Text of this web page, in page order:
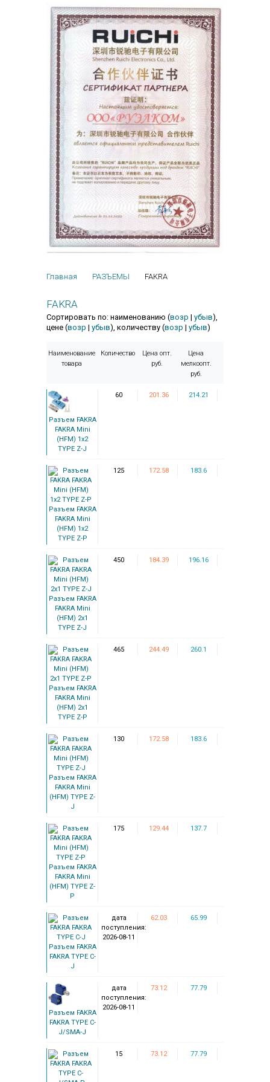
Главная РАЗЪЕМЫ FAKRA
FAKRA
Сортировать по: наименованию (возр | убыв),
цене (возр | убыв), количеству (возр | убыв)
Наименование
товара
Количество
Цена опт.
руб.
Цена
мелкоопт.
руб.
Разъем FAKRA
FAKRA Mini
(HFM) 1x2
TYPE Z-J
60 201.36 214.21
Разъем FAKRA
FAKRA Mini
(HFM) 1x2
TYPE Z-P
125 172.58 183.6
Разъем FAKRA
FAKRA Mini
(HFM) 2x1
TYPE Z-J
450 184.39 196.16
Разъем FAKRA
FAKRA Mini
(HFM) 2x1
TYPE Z-P
465 244.49 260.1
Разъем FAKRA
FAKRA Mini
(HFM) TYPE Z-
J
130 172.58 183.6
Разъем FAKRA
FAKRA Mini
(HFM) TYPE Z-
P
175 129.44 137.7
Разъем FAKRA
FAKRA TYPE C-
J
дата
поступления:
2026-08-11
62.03 65.99
Разъем FAKRA
FAKRA TYPE C-
J/SMA-J
дата
поступления:
2026-08-11
73.12 77.79
15 73.12 77.79